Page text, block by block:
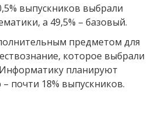
выпускников выбрали
а 49,5% – базовый.
предметом для
которое выбрали
планируют
почти 18% выпускников.